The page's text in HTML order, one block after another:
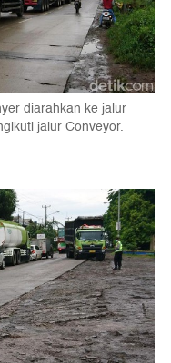
diarahkan ke jalur
jalur Conveyor.